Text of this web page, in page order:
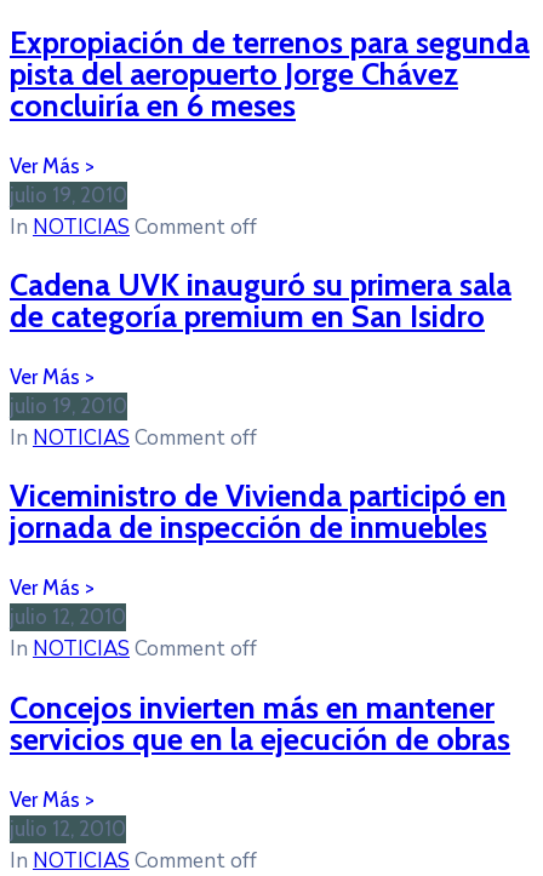
Expropiación de terrenos para segunda
pista del aeropuerto Jorge Chávez
concluiría en 6 meses
julio 19, 2010
In NOTICIAS Comment off
Cadena UVK inauguró su primera sala
de categoría premium en San Isidro
julio 19, 2010
In NOTICIAS Comment off
Viceministro de Vivienda participó en
jornada de inspección de inmuebles
julio 12, 2010
In NOTICIAS Comment off
Concejos invierten más en mantener
servicios que en la ejecución de obras
julio 12, 2010
In NOTICIAS Comment off